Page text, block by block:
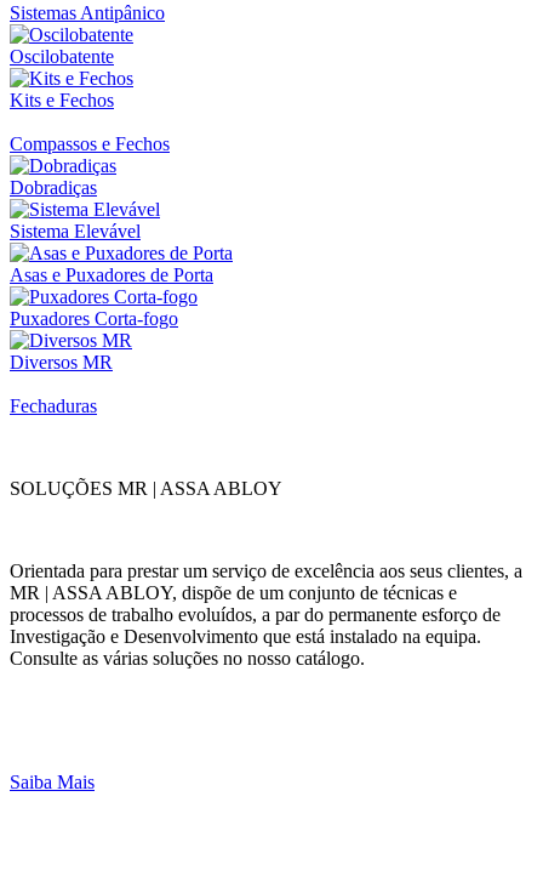
Sistemas Antipânico
Oscilobatente
Kits e Fechos
Compassos e Fechos
Dobradiças
Sistema Elevável
Asas e Puxadores de Porta
Puxadores Corta-fogo
Diversos MR
Fechaduras
SOLUÇÕES MR | ASSA ABLOY
Orientada para prestar um serviço de excelência aos seus clientes, a
MR | ASSA ABLOY, dispõe de um conjunto de técnicas e
processos de trabalho evoluídos, a par do permanente esforço de
Investigação e Desenvolvimento que está instalado na equipa.
Consulte as várias soluções no nosso catálogo.
Saiba Mais